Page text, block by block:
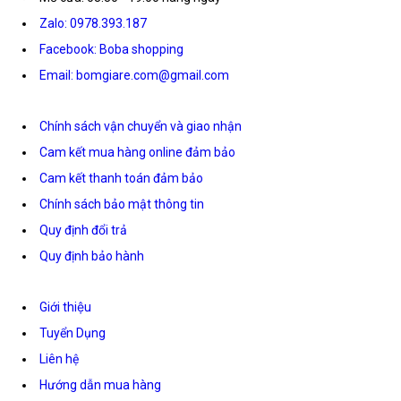
Zalo: 0978.393.187
Facebook: Boba shopping
Email: bomgiare.com@gmail.com
Chính sách vận chuyển và giao nhận
Cam kết mua hàng online đảm bảo
Cam kết thanh toán đảm bảo
Chính sách bảo mật thông tin
Quy định đổi trả
Quy định bảo hành
Giới thiệu
Tuyển Dụng
Liên hệ
Hướng dẫn mua hàng